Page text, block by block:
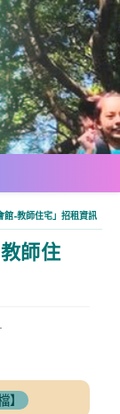
館-教師住宅」招租資訊
師住
】